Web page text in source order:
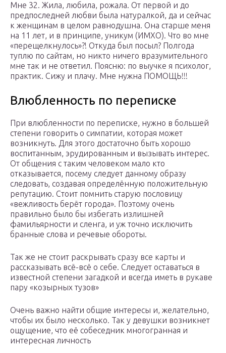
Мне 32. Жила, любила, рожала. От первой и до
предпоследней любви была натуралкой, да и сейчас
к женщинам в целом равнодушна. Она старше меня
на 11 лет, и в принципе, уникум (ИМХО). Что во мне
«перещелкнулось»?! Откуда был посыл? Полгода
туплю по сайтам, но никто ничего вразумительного
мне так и не ответил. Поясню: по выучке я психолог,
практик. Сижу и плачу. Мне нужна ПОМОЩЬ!!!
Влюбленность по переписке
При влюбленности по переписке, нужно в большей
степени говорить о симпатии, которая может
возникнуть. Для этого достаточно быть хорошо
воспитанным, эрудированным и вызывать интерес.
От общения с таким человеком мало кто
отказывается, посему следует данному образу
следовать, создавая определённую положительную
репутацию. Стоит помнить старую пословицу
«вежливость берёт города». Поэтому очень
правильно было бы избегать излишней
фамильярности и сленга, и уж точно исключить
бранные слова и речевые обороты.
Так же не стоит раскрывать сразу все карты и
рассказывать всё-всё о себе. Следует оставаться в
известной степени загадкой и всегда иметь в рукаве
пару «козырных тузов»
Очень важно найти общие интересы и, желательно,
чтобы их было несколько. Так у девушки возникнет
ощущение, что её собеседник многогранная и
интересная личность